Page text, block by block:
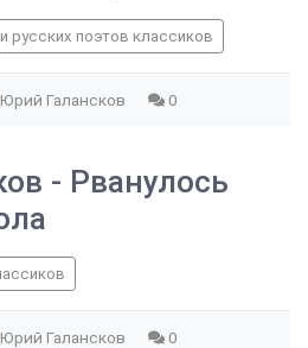
русских поэтов классиков
Юрий Галансков 0
- Рванулось
Юрий Галансков 0